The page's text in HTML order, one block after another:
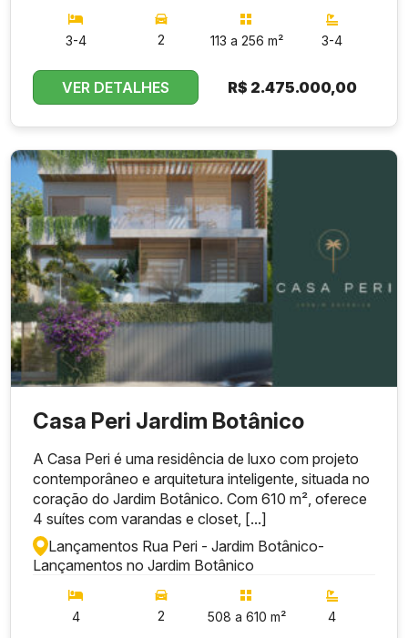
3-4 2 113 a 256 m² 3-4
VER DETALHES R$ 2.475.000,00
Casa Peri Jardim Botânico
A Casa Peri é uma residência de luxo com projeto
contemporâneo e arquitetura inteligente, situada no
coração do Jardim Botânico. Com 610 m², oferece
4 suítes com varandas e closet, [...]
Lançamentos Rua Peri - Jardim Botânico-
Lançamentos no Jardim Botânico
4 2 508 a 610 m² 4